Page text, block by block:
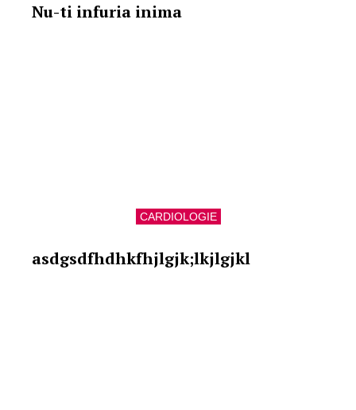
Nu-ti infuria inima
CARDIOLOGIE
asdgsdfhdhkfhjlgjk;lkjlgjkl